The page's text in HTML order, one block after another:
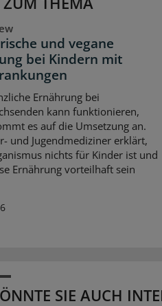
und vegane
bei Kindern mit
Ernährung bei
kann funktionieren,
es auf die Umsetzung an.
und Jugendmediziner erklärt,
nichts für Kinder ist und
Ernährung vorteilhaft sein
SIE AUCH